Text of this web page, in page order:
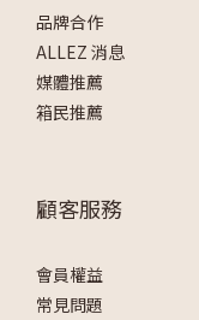
品牌合作
ALLEZ 消息
媒體推薦
箱民推薦
顧客服務
會員權益
常見問題